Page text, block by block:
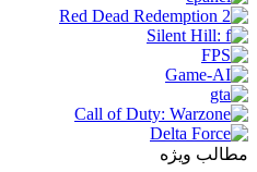
مطالب ویژه